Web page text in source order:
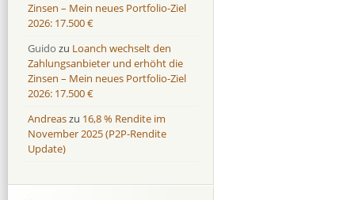
Zinsen – Mein neues Portfolio-Ziel
2026: 17.500 €
Guido zu Loanch wechselt den
Zahlungsanbieter und erhöht die
Zinsen – Mein neues Portfolio-Ziel
2026: 17.500 €
Andreaszu 16,8 % Rendite im
November 2025 (P2P-Rendite
Update)